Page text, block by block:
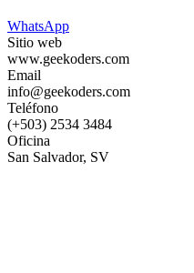
WhatsApp
Sitio web
www.geekoders.com
Email
info@geekoders.com
Teléfono
(+503) 2534 3484
Oficina
San Salvador, SV